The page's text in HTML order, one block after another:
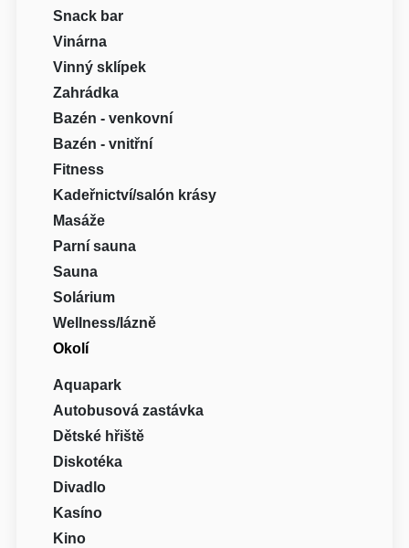
Snack bar
Vinárna
Vinný sklípek
Zahrádka
Bazén - venkovní
Bazén - vnitřní
Fitness
Kadeřnictví/salón krásy
Masáže
Parní sauna
Sauna
Solárium
Wellness/lázně
Okolí
Aquapark
Autobusová zastávka
Dětské hřiště
Diskotéka
Divadlo
Kasíno
Kino